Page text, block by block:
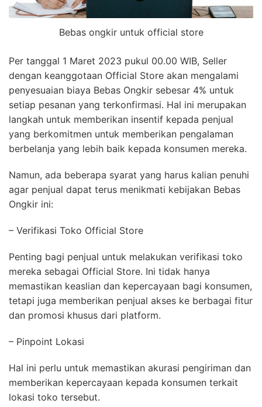
Bebas ongkir untuk official store
Per tanggal 1 Maret 2023 pukul 00.00 WIB, Seller
dengan keanggotaan Official Store akan mengalami
penyesuaian biaya Bebas Ongkir sebesar 4% untuk
setiap pesanan yang terkonfirmasi. Hal ini merupakan
langkah untuk memberikan insentif kepada penjual
yang berkomitmen untuk memberikan pengalaman
berbelanja yang lebih baik kepada konsumen mereka.
Namun, ada beberapa syarat yang harus kalian penuhi
agar penjual dapat terus menikmati kebijakan Bebas
Ongkir ini:
– Verifikasi Toko Official Store
Penting bagi penjual untuk melakukan verifikasi toko
mereka sebagai Official Store. Ini tidak hanya
memastikan keaslian dan kepercayaan bagi konsumen,
tetapi juga memberikan penjual akses ke berbagai fitur
dan promosi khusus dari platform.
– Pinpoint Lokasi
Hal ini perlu untuk memastikan akurasi pengiriman dan
memberikan kepercayaan kepada konsumen terkait
lokasi toko tersebut.